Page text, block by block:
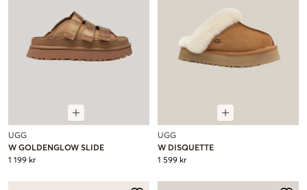
UGG
W GOLDENGLOW SLIDE
1 199 kr
UGG
W DISQUETTE
1 599 kr